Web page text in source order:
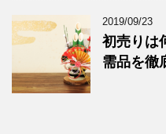
2019/09/23
初売りは
需品を徹